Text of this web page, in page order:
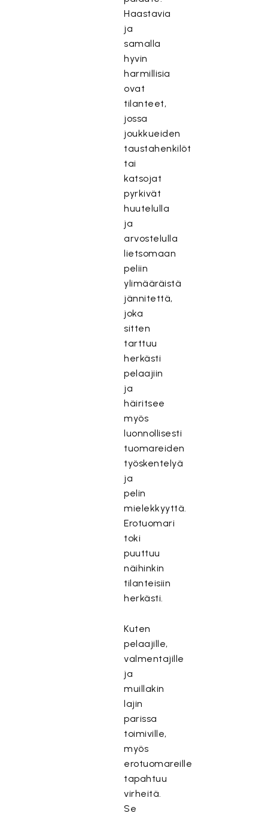
Haastavia
ja
samalla
hyvin
harmillisia
ovat
tilanteet,
jossa
joukkueiden
taustahenkilöt
tai
katsojat
pyrkivät
huutelulla
ja
arvostelulla
lietsomaan
peliin
ylimääräistä
jännitettä,
joka
sitten
tarttuu
herkästi
pelaajiin
ja
häiritsee
myös
luonnollisesti
tuomareiden
työskentelyä
ja
pelin
mielekkyyttä.
Erotuomari
toki
puuttuu
näihinkin
tilanteisiin
herkästi.
Kuten
pelaajille,
valmentajille
ja
muillakin
lajin
parissa
toimiville,
myös
erotuomareille
tapahtuu
virheitä.
Se